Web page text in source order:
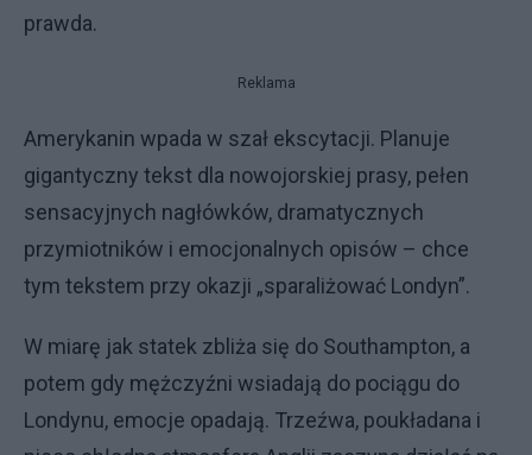
prawda.
Reklama
​Amerykanin wpada w szał ekscytacji. Planuje
gigantyczny tekst dla nowojorskiej prasy, pełen
sensacyjnych nagłówków, dramatycznych
przymiotników i emocjonalnych opisów – chce
tym tekstem przy okazji „sparaliżować Londyn”.
​W miarę jak statek zbliża się do Southampton, a
potem gdy mężczyźni wsiadają do pociągu do
Londynu, emocje opadają. Trzeźwa, poukładana i